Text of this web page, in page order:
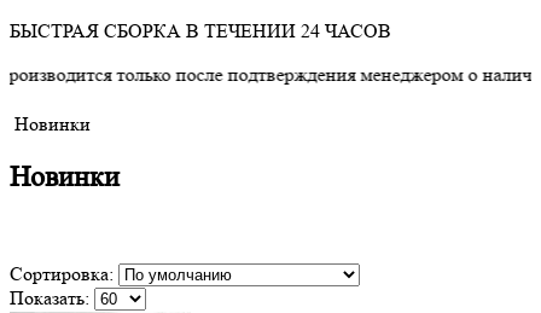
БЫСТРАЯ СБОРКА В ТЕЧЕНИИ 24 ЧАСОВ
только после подтверждения менеджером о наличии товара.
Новинки
Новинки
Сортировка:
Показать: